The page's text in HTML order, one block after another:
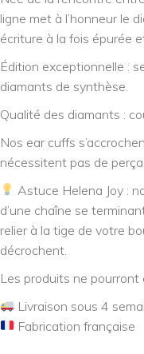
ligne met à l’honneur le
écriture à la fois épurée
Édition exceptionnelle :
diamants de synthèse.
Qualité des diamants :
Nos ear cuffs
nécessitent pas de
Astuce Helena Joy :
d’une chaîne se
relier à la tige de votre
décrochent.
Les produits ne pourront
Livraison sous 4
Fabrication française